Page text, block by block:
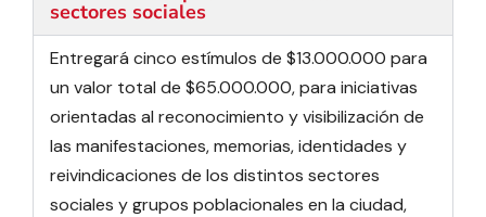
sectores sociales
Entregará cinco estímulos de $13.000.000 para
un valor total de $65.000.000, para iniciativas
orientadas al reconocimiento y visibilización de
las manifestaciones, memorias, identidades y
reivindicaciones de los distintos sectores
sociales y grupos poblacionales en la ciudad,